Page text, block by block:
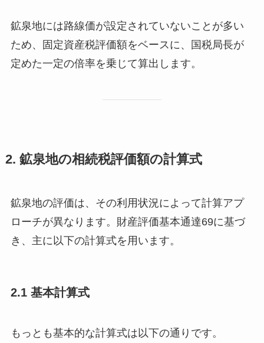
鉱泉地には路線価が設定されていないことが多い
ため、固定資産税評価額をベースに、国税局長が
定めた一定の倍率を乗じて算出します。
2. 鉱泉地の相続税評価額の計算式
鉱泉地の評価は、その利用状況によって計算アプ
ローチが異なります。財産評価基本通達69に基づ
き、主に以下の計算式を用います。
2.1 基本計算式
もっとも基本的な計算式は以下の通りです。